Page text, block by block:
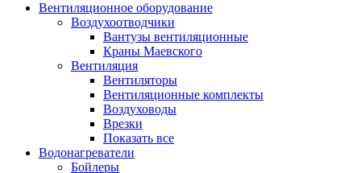
Вентиляционное оборудование
Воздухоотводчики
Вантузы вентиляционные
Краны Маевского
Вентиляция
Вентиляторы
Вентиляционные комплекты
Воздуховоды
Врезки
Показать все
Водонагреватели
Бойлеры